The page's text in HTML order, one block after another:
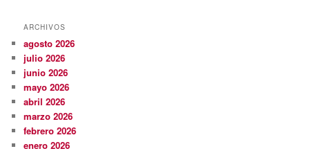
ARCHIVOS
agosto 2026
julio 2026
junio 2026
mayo 2026
abril 2026
marzo 2026
febrero 2026
enero 2026